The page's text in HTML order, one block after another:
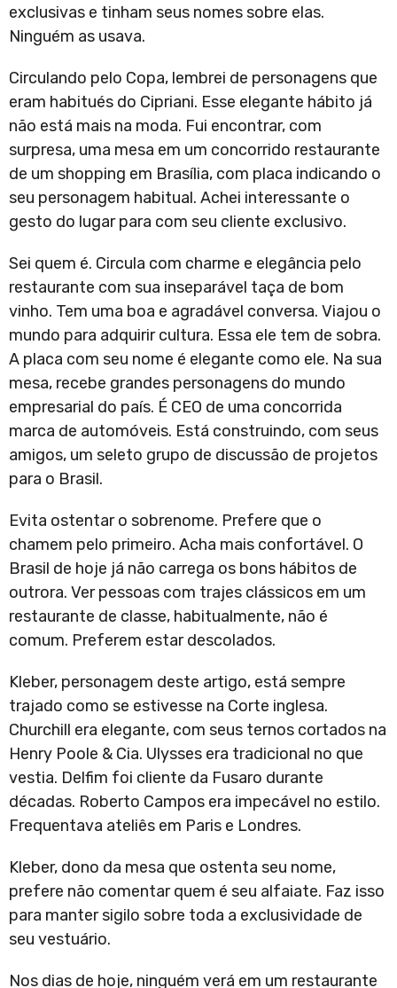
exclusivas e tinham seus nomes sobre elas.
Ninguém as usava.
Circulando pelo Copa, lembrei de personagens que
eram habitués do Cipriani. Esse elegante hábito já
não está mais na moda. Fui encontrar, com
surpresa, uma mesa em um concorrido restaurante
de um shopping em Brasília, com placa indicando o
seu personagem habitual. Achei interessante o
gesto do lugar para com seu cliente exclusivo.
Sei quem é. Circula com charme e elegância pelo
restaurante com sua inseparável taça de bom
vinho. Tem uma boa e agradável conversa. Viajou o
mundo para adquirir cultura. Essa ele tem de sobra.
A placa com seu nome é elegante como ele. Na sua
mesa, recebe grandes personagens do mundo
empresarial do país. É CEO de uma concorrida
marca de automóveis. Está construindo, com seus
amigos, um seleto grupo de discussão de projetos
para o Brasil.
Evita ostentar o sobrenome. Prefere que o
chamem pelo primeiro. Acha mais confortável. O
Brasil de hoje já não carrega os bons hábitos de
outrora. Ver pessoas com trajes clássicos em um
restaurante de classe, habitualmente, não é
comum. Preferem estar descolados.
Kleber, personagem deste artigo, está sempre
trajado como se estivesse na Corte inglesa.
Churchill era elegante, com seus ternos cortados na
Henry Poole & Cia. Ulysses era tradicional no que
vestia. Delfim foi cliente da Fusaro durante
décadas. Roberto Campos era impecável no estilo.
Frequentava ateliês em Paris e Londres.
Kleber, dono da mesa que ostenta seu nome,
prefere não comentar quem é seu alfaiate. Faz isso
para manter sigilo sobre toda a exclusividade de
seu vestuário.
Nos dias de hoje, ninguém verá em um restaurante